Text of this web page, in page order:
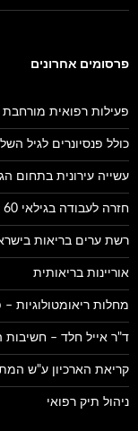
פרסומים אחרונים
פעילות רפואית מורחבת
כולל פנסיונרים לגיל
עשייה עירונית בתחום
חזרה לעבודה בגילאי 60 פלוס
רשת ערים בריאות
אוריינות בריאותית
מחלות ריאומטולוגיות –
ד"ר אייל חלד – חשיבות
קריאת הארכיון ע"ש
ניהול תיק רפואי